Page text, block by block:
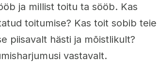
ja millist toitu ta sööb. Kas
toitumise? Kas toit sobib teie
piisavalt hästi ja mõistlikult?
vastavalt.